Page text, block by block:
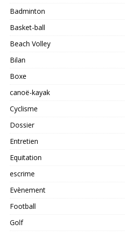
Badminton
Basket-ball
Beach Volley
Bilan
Boxe
canoë-kayak
Cyclisme
Dossier
Entretien
Equitation
escrime
Evènement
Football
Golf